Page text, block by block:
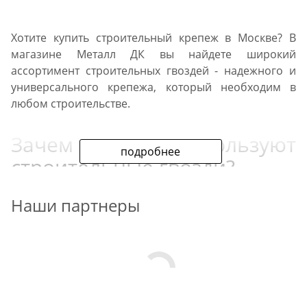
подробнее
Хотите купить строительный крепеж в Москве? В
магазине Металл ДК вы найдете широкий
ассортимент строительных гвоздей - надежного и
универсального крепежа, который необходим в
любом строительстве.
Зачем используют
строительные гвозди?
Строительные гвозди - это важный элемент любого
строительных материалов и конструкций. Гвозди
позволяют надежно крепить элементы, обеспечивая
Наши партнеры